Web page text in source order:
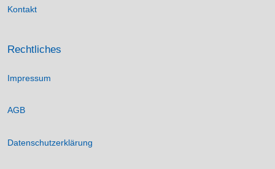
Kontakt
Rechtliches
Impressum
AGB
Datenschutzerklärung